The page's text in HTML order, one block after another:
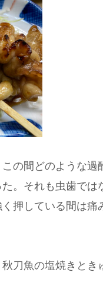
の間どのような過
。それも虫歯で
押している間は
刀魚の塩焼きとき